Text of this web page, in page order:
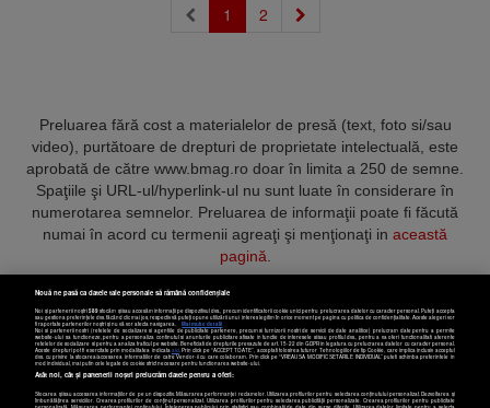
1 (current)
2
Preluarea fără cost a materialelor de presă (text, foto si/sau
video), purtătoare de drepturi de proprietate intelectuală, este
aprobată de către www.bmag.ro doar în limita a 250 de semne.
Spaţiile şi URL-ul/hyperlink-ul nu sunt luate în considerare în
numerotarea semnelor. Preluarea de informaţii poate fi făcută
numai în acord cu termenii agreaţi şi menţionaţi in această
pagină
Termeni și condiții Confidențialitate Cookies Contact
Copyright © 2025 BUSINESSMEX S.A.
Nouă ne pasă ca datele tale personale să rămână confidențiale
Noi și partenerii noștri589stocăm și/sau accesăm informații pe dispozitivul dvs., precum identificatorii cookie unici pentru prelucrarea datelor cu caracter personal. Puteți accepta
sau gestiona preferințele dvs. făcând clic mai jos, respectiv vă puteți opune utilizării unui interes legitim în orice moment pe pagina cu politica de confidențialitate. Aceste alegeri vor
fi raportate partenerilor noștri și nu vă vor afecta navigarea.
Mai multe detalii
Noi si partenerii nostri (retelele de socializare si agentiile de publicitate partenere, precum si furnizorii nostri de servicii de date analitice) prelucram date pentru a permite
website-ului sa functioneze, pentru a personaliza continutul si anunturile publicitare afisate in functie de interesele si/sau profilul dvs., pentru a va oferi functionalitati aferente
retelelor de socializare si pentru a analiza traficul pe website. Beneficiati de drepturile prevazute de art. 15-22 din GDPR in legatura cu prelucrarea datelor cu caracter personal.
Aceste drepturi pot fi exercitate prin modalitatea indicataaici. Prin click pe “ACCEPT TOATE”, acceptati folosirea tuturor Tehnologiilor de tip Cookie, care implica inclusiv acceptul
dvs. cu privire la stocarea/accesarea informatiilor de catre Vendor-ii cu care colaboram. Prin click pe “VREAU SA MODIFIC SETARILE INDIVIDUAL” puteti schimba preferintele in
mod individual, mai putin cele legate de cookie strict necesare pentru functionarea website-ului.
Atât noi, cât și partenerii noștri prelucrăm datele pentru a oferi:
Stocarea și/sau accesarea informațiilor de pe un dispozitiv. Măsurarea performanței reclamelor. Utilizarea profilurilor pentru selectarea conținutului personalizat. Dezvoltarea și
îmbunătățirea serviciilor. Crearea profilurilor de conținut personalizat. Utilizarea profilurilor pentru selectarea publicității personalizate. Crearea profilurilor pentru publicitate